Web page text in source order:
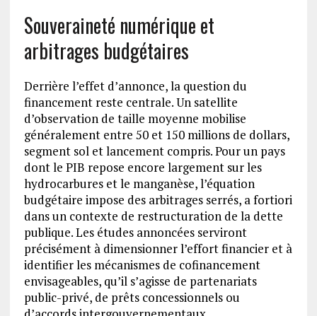
Souveraineté numérique et
arbitrages budgétaires
Derrière l’effet d’annonce, la question du
financement reste centrale. Un satellite
d’observation de taille moyenne mobilise
généralement entre 50 et 150 millions de dollars,
segment sol et lancement compris. Pour un pays
dont le PIB repose encore largement sur les
hydrocarbures et le manganèse, l’équation
budgétaire impose des arbitrages serrés, a fortiori
dans un contexte de restructuration de la dette
publique. Les études annoncées serviront
précisément à dimensionner l’effort financier et à
identifier les mécanismes de cofinancement
envisageables, qu’il s’agisse de partenariats
public-privé, de prêts concessionnels ou